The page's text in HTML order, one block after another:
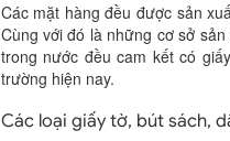
Các mặt hàng đều được sản
Cùng với đó là những cơ sở
trong nước đều cam kết có
trường hiện nay.
Các loại giấy tờ, bút sách,